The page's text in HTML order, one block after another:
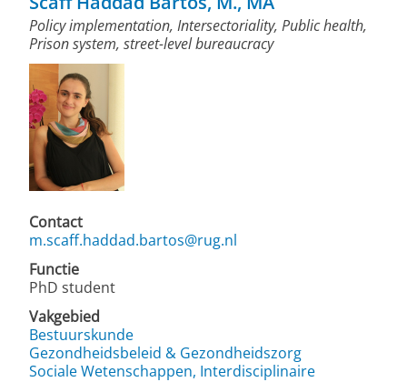
Policy implementation, Intersectoriality, Public health,
Prison system, street-level bureaucracy
Contact
m.scaff.haddad.bartos@rug.nl
Functie
PhD student
Vakgebied
Bestuurskunde
Gezondheidsbeleid & Gezondheidszorg
Sociale Wetenschappen, Interdisciplinaire